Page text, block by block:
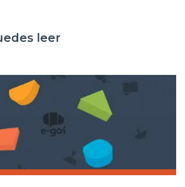
leer